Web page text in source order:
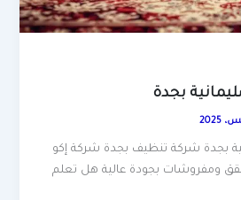
بجدة
بجدة شركة تنظيف بجدة شركة إكو
ومفروشات بجودة عالية هل تعلم